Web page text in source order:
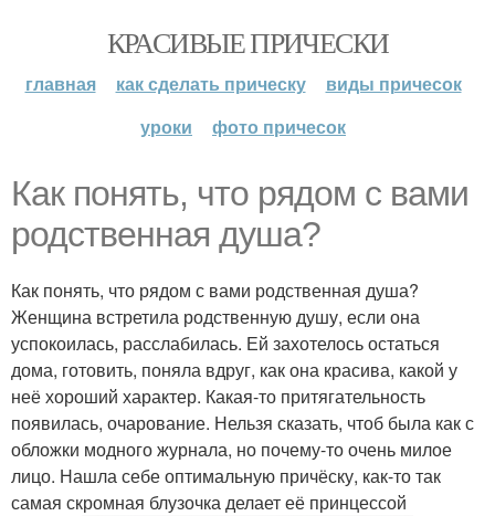
КРАСИВЫЕ ПРИЧЕСКИ
главная как сделать прическу
виды причесок
уроки
фото причесок
Как понять, что рядом с вами
родственная душа?
Как понять, что рядом с вами родственная душа?
Женщина встретила родственную душу, если она
успокоилась, расслабилась. Ей захотелось остаться
дома, готовить, поняла вдруг, как она красива, какой у
неё хороший характер. Какая-то притягательность
появилась, очарование. Нельзя сказать, чтоб была как с
обложки модного журнала, но почему-то очень милое
лицо. Нашла себе оптимальную причёску, как-то так
самая скромная блузочка делает её принцессой